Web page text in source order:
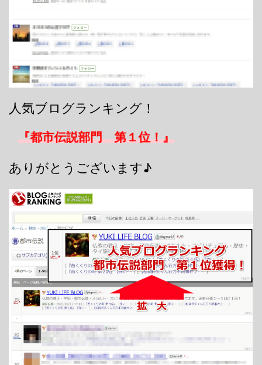
人気ブログランキング！
『都市伝説部門 第１位！』
ありがとうございます♪